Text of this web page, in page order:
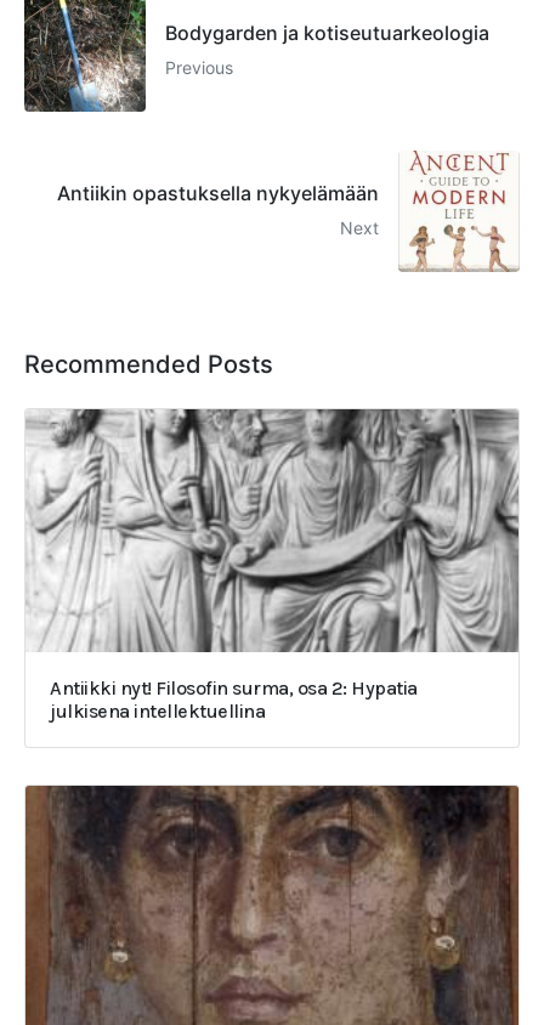
Bodygarden ja kotiseutuarkeologia
Previous
Antiikin opastuksella nykyelämään
Next
Recommended Posts
Antiikki nyt! Filosofin surma, osa 2: Hypatia
julkisena intellektuellina